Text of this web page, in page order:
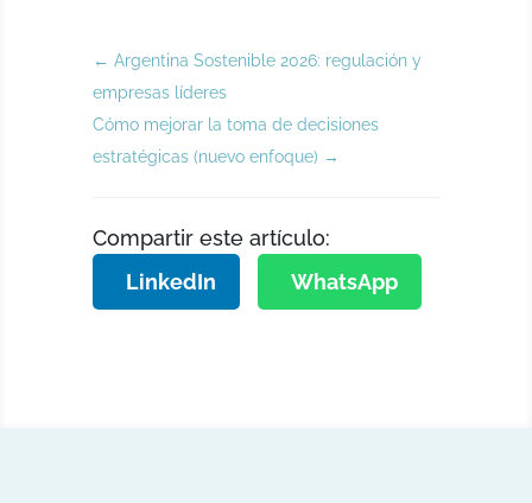
←Argentina Sostenible 2026: regulación y
empresas líderes
Cómo mejorar la toma de decisiones
estratégicas (nuevo enfoque) →
Compartir este artículo:
LinkedIn
WhatsApp